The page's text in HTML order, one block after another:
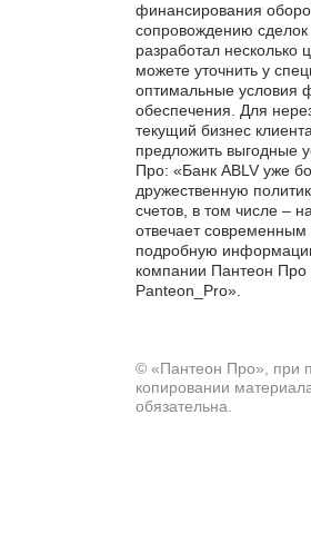
финансирования
сопровождению
разработал
можете уточнить у
оптимальные условия
обеспечения. Для
текущий бизнес
предложить выгодные
Про: «Банк ABLV уже
дружественную
счетов, в том числе –
отвечает
подробную
компании Пантеон Про
Panteon_Pro».
© «Пантеон Про», при
копировании
обязательна.